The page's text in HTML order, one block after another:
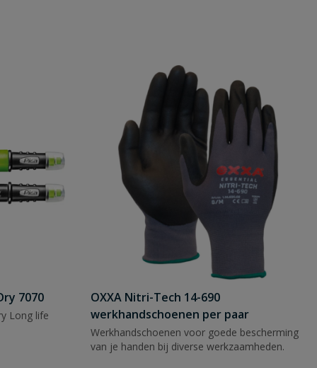
7070
Long life
OXXA Nitri-Tech 14-690
werkhandschoenen per paar
Werkhandschoenen voor goede bescherming
van je handen bij diverse werkzaamheden.